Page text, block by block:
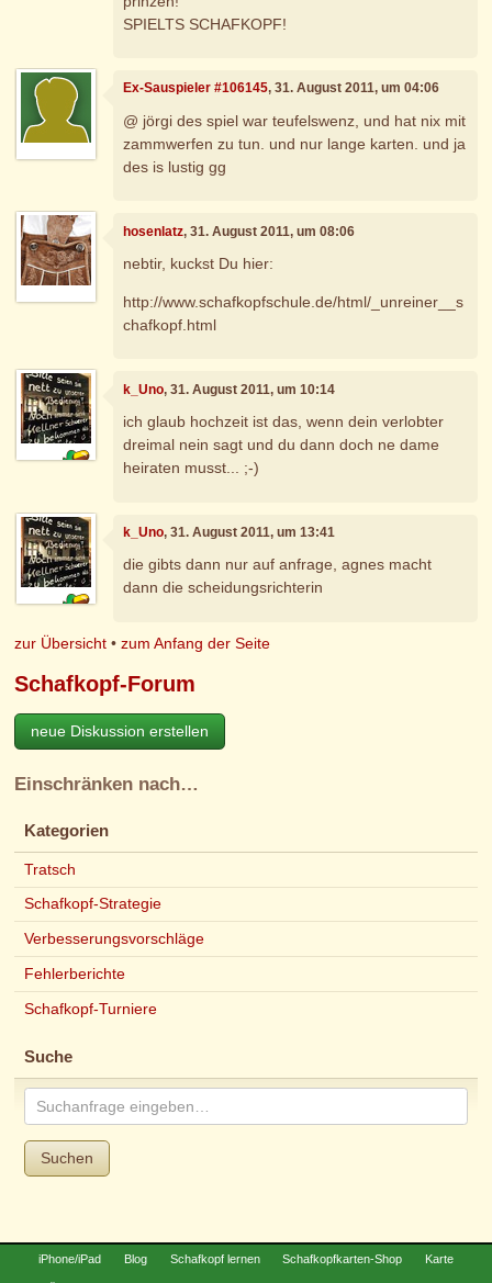
SPIELTS SCHAFKOPF!
Ex-Sauspieler #106145, 31. August 2011, um 04:06
@ jörgi des spiel war teufelswenz, und hat nix mit
zammwerfen zu tun. und nur lange karten. und ja
des is lustig gg
hosenlatz, 31. August 2011, um 08:06
nebtir, kuckst Du hier:
http://www.schafkopfschule.de/html/_unreiner__s
chafkopf.html
k_Uno, 31. August 2011, um 10:14
ich glaub hochzeit ist das, wenn dein verlobter
dreimal nein sagt und du dann doch ne dame
heiraten musst... ;-)
k_Uno, 31. August 2011, um 13:41
die gibts dann nur auf anfrage, agnes macht
dann die scheidungsrichterin
zur Übersicht •zum Anfang der Seite
Schafkopf-Forum
neue Diskussion erstellen
Einschränken nach…
Kategorien
Tratsch
Schafkopf-Strategie
Verbesserungsvorschläge
Fehlerberichte
Schafkopf-Turniere
Suche
Suchen
iPhone/iPad Blog Schafkopf lernen Schafkopfkarten-Shop Karte